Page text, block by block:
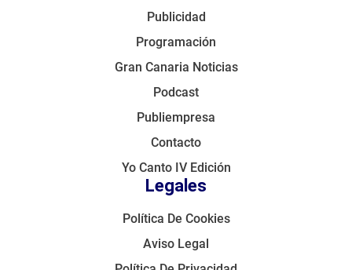
Publicidad
Programación
Gran Canaria Noticias
Podcast
Publiempresa
Contacto
Yo Canto IV Edición
Legales
Política De Cookies
Aviso Legal